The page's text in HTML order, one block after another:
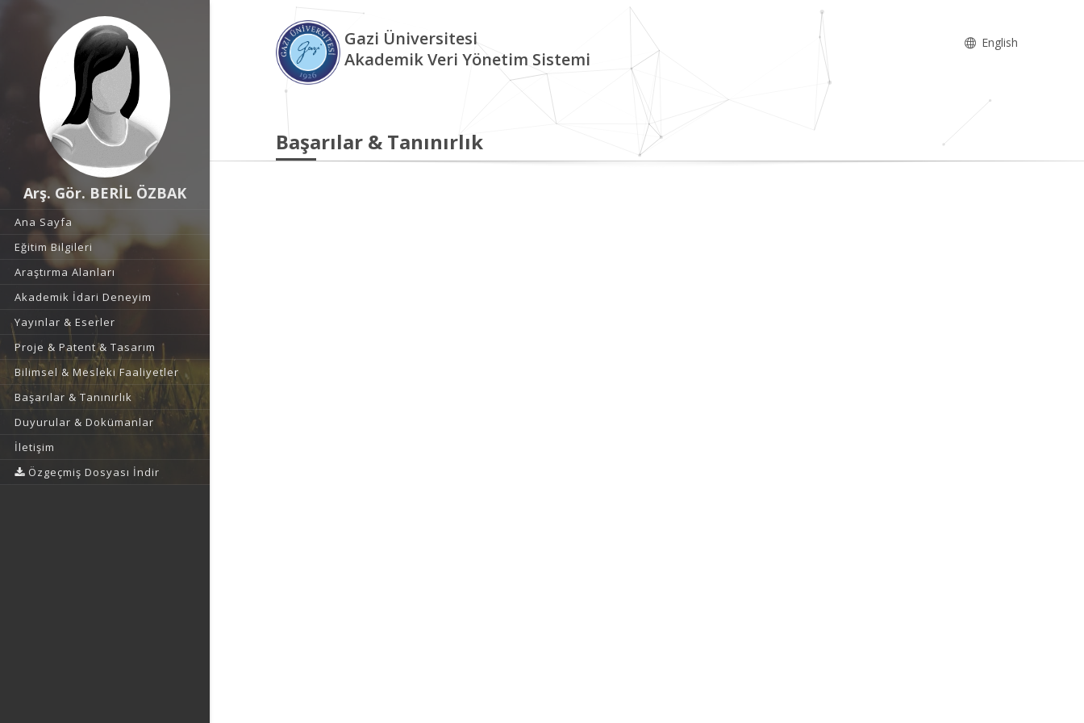
Arş. Gör. BERİL ÖZBAK
Ana Sayfa
Eğitim Bilgileri
Araştırma Alanları
Akademik İdari Deneyim
Yayınlar & Eserler
Proje & Patent & Tasarım
Bilimsel & Mesleki Faaliyetler
Başarılar & Tanınırlık
Duyurular & Dokümanlar
İletişim
Özgeçmiş Dosyası İndir
Gazi Üniversitesi
Akademik Veri Yönetim Sistemi
English
Başarılar & Tanınırlık